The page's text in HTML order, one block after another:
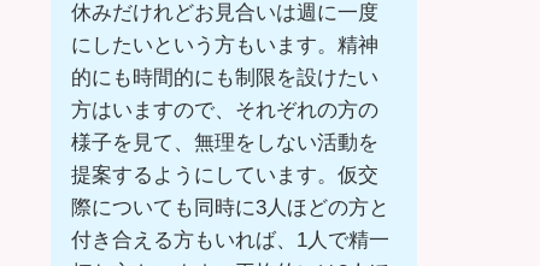
休みだけれどお見合いは週に一度
にしたいという方もいます。精神
的にも時間的にも制限を設けたい
方はいますので、それぞれの方の
様子を見て、無理をしない活動を
提案するようにしています。仮交
際についても同時に3人ほどの方と
付き合える方もいれば、1人で精一